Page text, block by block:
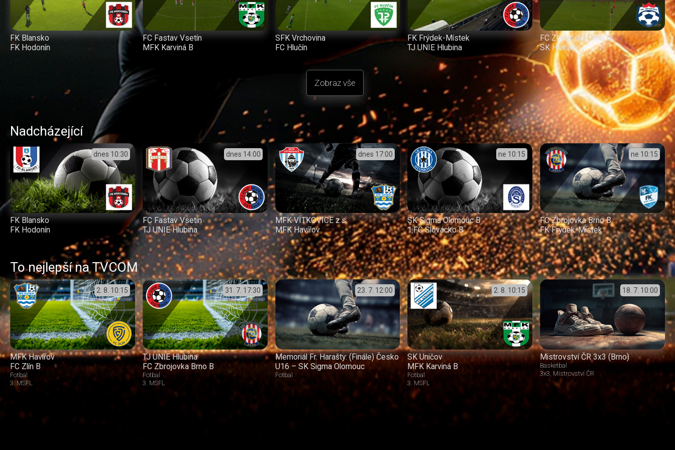
FK Blansko
FK Hodonín
FC Fastav Vsetín
MFK Karviná B
SFK Vrchovina
FC Hlučín
FK Frýdek-Místek
TJ UNIE Hlubina
FC Zbrojovka Brno B
SK Hranice
Zobraz vše
Nadcházející
dnes 10:30
FK Blansko
FK Hodonín
dnes 14:00
FC Fastav Vsetín
TJ UNIE Hlubina
dnes 17:00
MFK VÍTKOVICE z.s.
MFK Havířov
ne 10:15
SK Sigma Olomouc B
1.FC Slovácko B
ne 10:15
FC Zbrojovka Brno B
FK Frýdek-Místek
To nejlepší na TVCOM
2. 8. 10:15
MFK Havířov
FC Zlín B
Fotbal
3. MSFL
31. 7. 17:30
TJ UNIE Hlubina
FC Zbrojovka Brno B
Fotbal
3. MSFL
23. 7. 12:00
Memoriál Fr. Harašty: (Finále) Česko
U16 – SK Sigma Olomouc
Fotbal
2. 8. 10:15
SK Uničov
MFK Karviná B
Fotbal
3. MSFL
18. 7. 10:00
Mistrovství ČR 3x3 (Brno)
Basketbal
3x3 Mistrovství ČR